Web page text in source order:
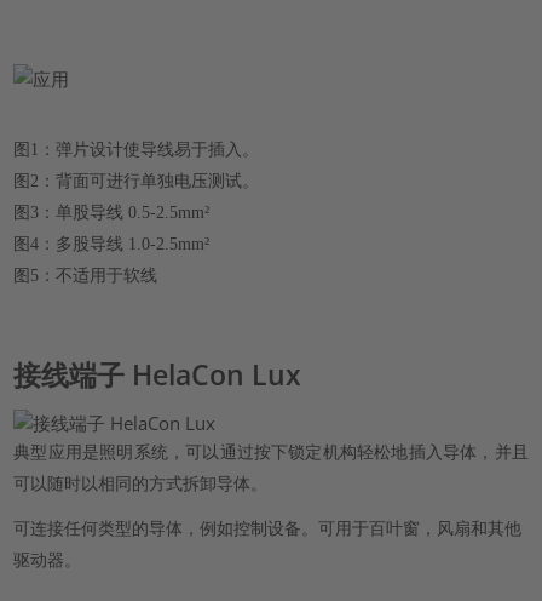
图1：弹片设计使导线易于插入。
图2：背面可进行单独电压测试。
图3：单股导线 0.5-2.5mm²
图4：多股导线 1.0-2.5mm²
图5：不适用于软线
接线端子 HelaCon Lux
典型应用是照明系统，可以通过按下锁定机构轻松地插入导体，并且
可以随时以相同的方式拆卸导体。
可连接任何类型的导体，例如控制设备。可用于百叶窗，风扇和其他
驱动器。